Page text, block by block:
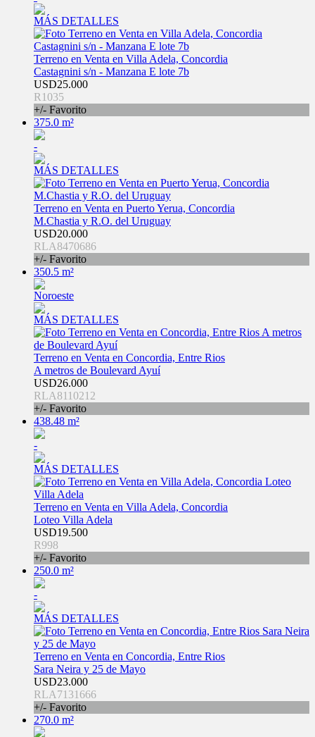
MÁS DETALLES
Terreno en Venta en Villa Adela, Concordia
Castagnini s/n - Manzana E lote 7b
USD25.000
R1035
+/- Favorito
375.0 m²
-
MÁS DETALLES
Terreno en Venta en Puerto Yerua, Concordia
M.Chastia y R.O. del Uruguay
USD20.000
RLA8470686
+/- Favorito
350.5 m²
Noroeste
MÁS DETALLES
Terreno en Venta en Concordia, Entre Rios
A metros de Boulevard Ayuí
USD26.000
RLA8110212
+/- Favorito
438.48 m²
-
MÁS DETALLES
Terreno en Venta en Villa Adela, Concordia
Loteo Villa Adela
USD19.500
R998
+/- Favorito
250.0 m²
-
MÁS DETALLES
Terreno en Venta en Concordia, Entre Rios
Sara Neira y 25 de Mayo
USD23.000
RLA7131666
+/- Favorito
270.0 m²